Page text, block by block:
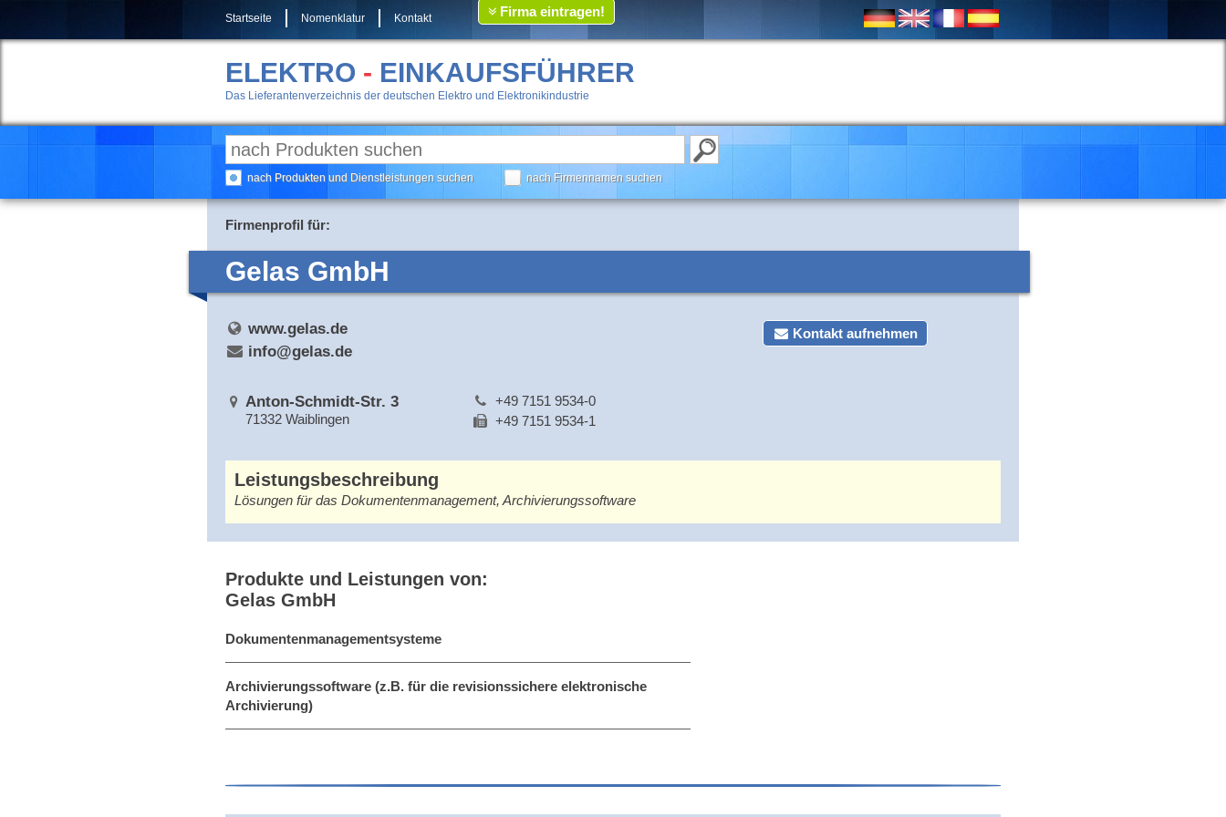
Startseite Nomenklatur Kontakt Firma eintragen!
ELEKTRO - EINKAUFSFÜHRER
Das Lieferantenverzeichnis der deutschen Elektro und Elektronikindustrie
nach Produkten und Dienstleistungen suchen nach Firmennamen suchen
Firmenprofil für:
Gelas GmbH
Kontakt aufnehmen
www.gelas.de
info@gelas.de
Anton-Schmidt-Str. 3
71332 Waiblingen
+49 7151 9534-0
+49 7151 9534-1
Leistungsbeschreibung
Lösungen für das Dokumentenmanagement, Archivierungssoftware
Produkte und Leistungen von:
Gelas GmbH
Dokumentenmanagementsysteme
Archivierungssoftware (z.B. für die revisionssichere elektronische
Archivierung)